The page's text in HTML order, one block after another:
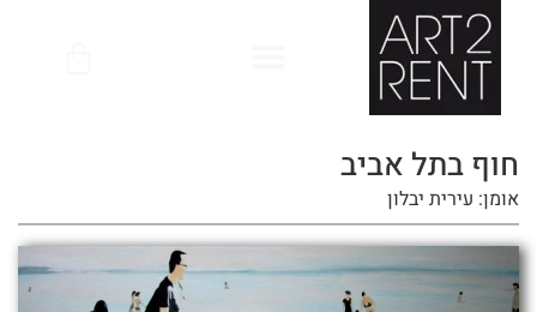
חוף בתל אביב
אומן: עירית יבלון